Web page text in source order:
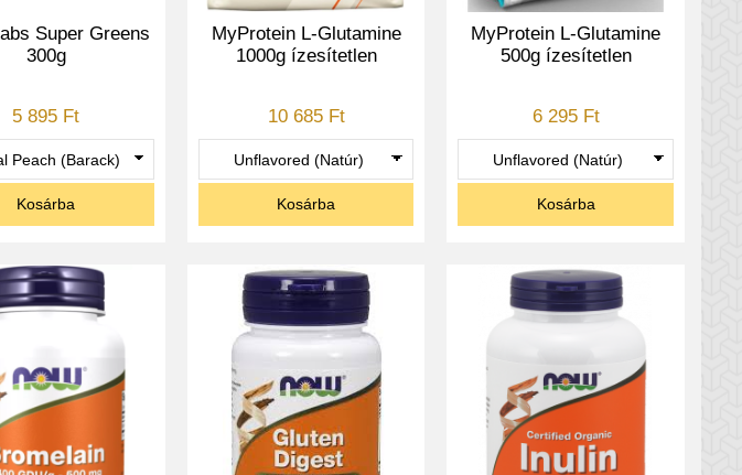
Super Greens
300g
5 895 Ft
Kosárba
MyProtein L-Glutamine
1000g ízesítetlen
10 685 Ft
Kosárba
MyProtein L-Glutamine
500g ízesítetlen
6 295 Ft
Kosárba